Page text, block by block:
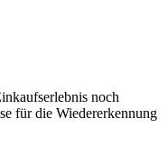
noch
für die Wiedererkennung